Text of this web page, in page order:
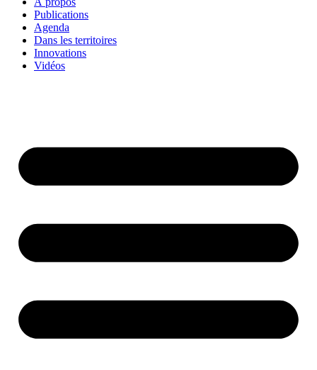
Publications
Agenda
Dans les territoires
Innovations
Vidéos